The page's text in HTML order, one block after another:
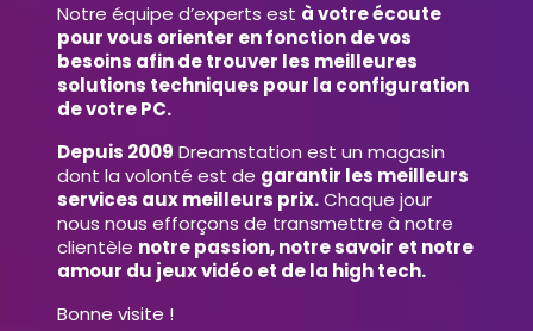
Notre équipe d’experts est à votre écoute
pour vous orienter en fonction de vos
besoins afin de trouver les meilleures
solutions techniques pour la configuration
de votre PC.
Depuis 2009 Dreamstation est un magasin
dont la volonté est de garantir les meilleurs
services aux meilleurs prix.Chaque jour
nous nous efforçons de transmettre à notre
clientèle notre passion, notre savoir et notre
amour du jeux vidéo et de la high tech.
Bonne visite !